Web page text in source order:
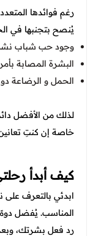
رغم فوائدها
يُنصح بتجنبها في
وجود حب شباب نشط
البشرة المصابة
الحمل و الرضاعة
لذلك من الأفضل
خاصة إن كنتِ
كيف أبدأ
ابدئي بالتعرف على
المناسب. يُفضل
رد فعل بشرتك،